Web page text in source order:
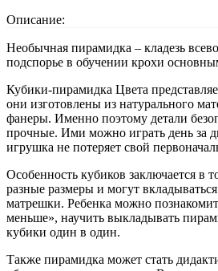
Описание:
Необычная пирамидка – кладезь
подспорье в обучении крохи
Кубики-пирамидка Цвета
они изготовлены из натурального
фанеры. Именно поэтому детали
прочные. Ими можно играть день за
игрушка не потеряет свой
Особенность кубиков заключается в
разные размеры и могут
матрешки. Ребенка можно
меньше», научить выкладывать
кубики один в один.
Также пирамидка может стать